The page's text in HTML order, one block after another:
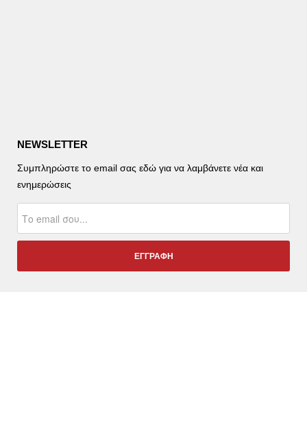
NEWSLETTER
Συμπληρώστε το email σας εδώ για να λαμβάνετε νέα και
ενημερώσεις